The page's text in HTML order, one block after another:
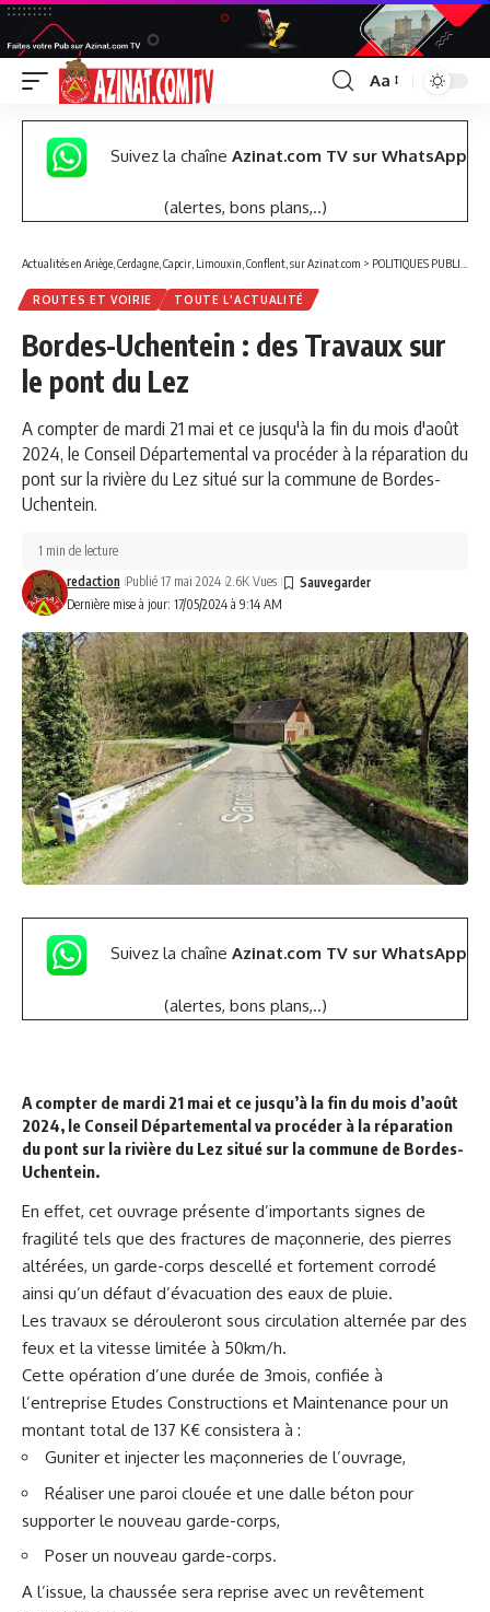
Font
Resizer
Aa
Suivez la chaîne Azinat.com TV sur WhatsApp
(alertes, bons plans,..)
Actualités en Ariège, Cerdagne, Capcir, Limouxin, Conflent, sur Azinat.com > POLITIQUES PUBLIQUES
ROUTES ET VOIRIE TOUTE L'ACTUALITÉ
Bordes-Uchentein : des Travaux sur
le pont du Lez
A compter de mardi 21 mai et ce jusqu'à la fin du mois d'août
2024, le Conseil Départemental va procéder à la réparation du
pont sur la rivière du Lez situé sur la commune de Bordes-
Uchentein.
Dernière mise à jour: 17/05/2024 à 9:14 AM
redaction Publié 17 mai 2024 2.6K Vues
1 min de lecture
Suivez la chaîne Azinat.com TV sur WhatsApp
(alertes, bons plans,..)
A compter de mardi 21 mai et ce jusqu’à la fin du mois d’août
2024, le Conseil Départemental va procéder à la réparation
du pont sur la rivière du Lez situé sur la commune de Bordes-
Uchentein.
En effet, cet ouvrage présente d’importants signes de
fragilité tels que des fractures de maçonnerie, des pierres
altérées, un garde-corps descellé et fortement corrodé
ainsi qu’un défaut d’évacuation des eaux de pluie.
Les travaux se dérouleront sous circulation alternée par des
feux et la vitesse limitée à 50km/h.
Cette opération d’une durée de 3mois, confiée à
l’entreprise Etudes Constructions et Maintenance pour un
montant total de 137 K€ consistera à :
Guniter et injecter les maçonneries de l’ouvrage,
Réaliser une paroi clouée et une dalle béton pour
supporter le nouveau garde-corps,
Poser un nouveau garde-corps.
A l’issue, la chaussée sera reprise avec un revêtement